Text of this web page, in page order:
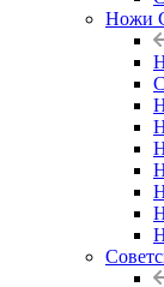
Ножи